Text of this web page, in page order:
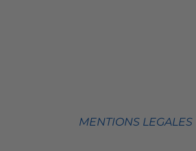
MENTIONS LEGALES